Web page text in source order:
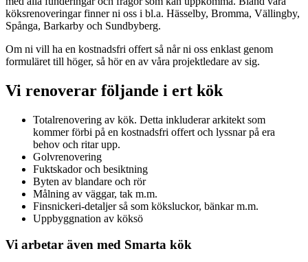
köksrenoveringar finner ni oss i bl.a. Hässelby, Bromma, Vällingby,
Spånga, Barkarby och Sundbyberg.
Om ni vill ha en kostnadsfri offert så når ni oss enklast genom
formuläret till höger, så hör en av våra projektledare av sig.
Vi renoverar följande i ert kök
Totalrenovering av kök. Detta inkluderar arkitekt som
kommer förbi på en kostnadsfri offert och lyssnar på era
behov och ritar upp.
Golvrenovering
Fuktskador och besiktning
Byten av blandare och rör
Målning av väggar, tak m.m.
Finsnickeri-detaljer så som köksluckor, bänkar m.m.
Uppbyggnation av köksö
Vi arbetar även med Smarta kök